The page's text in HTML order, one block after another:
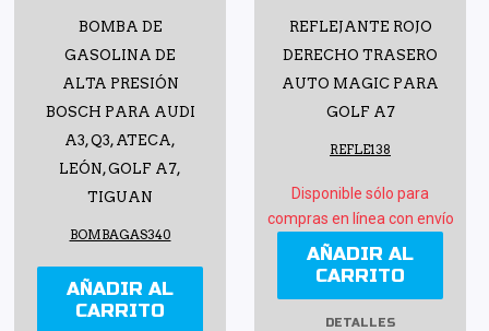
BOMBA DE
GASOLINA DE
ALTA PRESIÓN
BOSCH PARA AUDI
A3, Q3, ATECA,
LEÓN, GOLF A7,
TIGUAN
BOMBAGAS340
AÑADIR AL
CARRITO
REFLEJANTE ROJO
DERECHO TRASERO
AUTO MAGIC PARA
GOLF A7
REFLE138
Disponible sólo para
compras en línea con envío
AÑADIR AL
CARRITO
DETALLES